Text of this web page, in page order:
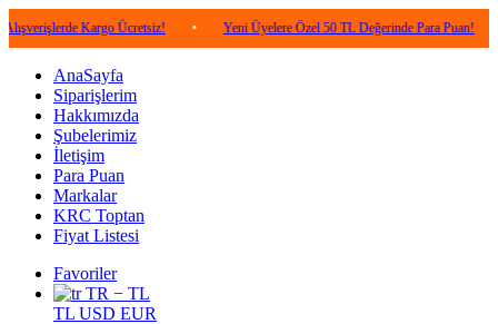
Kargo Ücretsiz! • Yeni Üyelere Özel 50 TL Değerinde Para Puan! •
AnaSayfa
Siparişlerim
Hakkımızda
Şubelerimiz
İletişim
Para Puan
Markalar
KRC Toptan
Fiyat Listesi
Favoriler
TR − TL
TL USD EUR